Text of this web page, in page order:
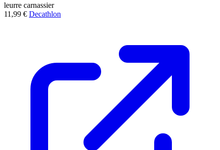
leurre carnassier
11,99 € Decathlon